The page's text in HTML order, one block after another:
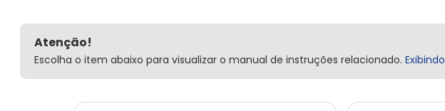
Atenção!
Escolha o item abaixo para visualizar o manual de instruções relacionado.